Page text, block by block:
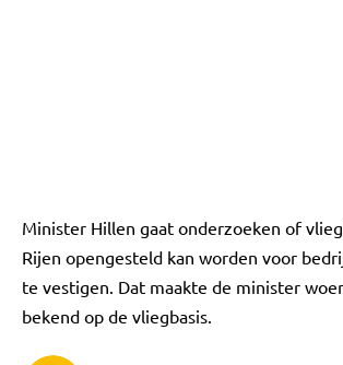
Minister Hillen gaat onderzoeken of
Rijen opengesteld kan worden voor
te vestigen. Dat maakte de minister
bekend op de vliegbasis.